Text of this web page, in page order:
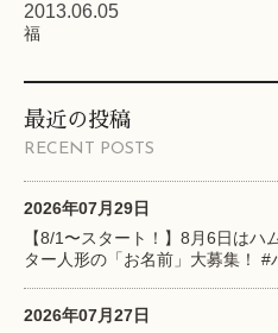
最近の投稿
RECENT POSTS
2026年07月29日
【8/1〜スタート！】8月6日はハ
ター人形の「お名前」大募集！
2026年07月27日
2013.06.05
福